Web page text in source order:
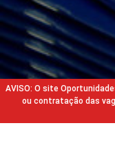
AVISO: O site
ou contratação das